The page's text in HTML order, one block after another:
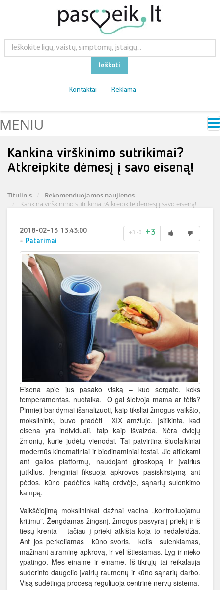
Ieškoti
Kontaktai Reklama
MENIU
Kankina virškinimo sutrikimai?
Atkreipkite dėmesį į savo eiseną!
Titulinis
Rekomenduojamos naujienos
Kankina virškinimo sutrikimai?Atkreipkite dėmesį į savo eiseną!
+3 -0 +3
2018-02-13 13:43:00
- Patarimai
Eisena apie jus pasako viską – kuo sergate, koks
temperamentas, nuotaika. O gal šleivoja mama ar tėtis?
Pirmieji bandymai išanalizuoti, kaip tiksliai žmogus vaikšto,
mokslininkų buvo pradėti XIX amžiuje. Įsitikinta, kad
eisena yra individuali, taip kaip išvaizda. Nėra dviejų
žmonių, kurie judėtų vienodai. Tai patvirtina šiuolaikiniai
modernūs kinematiniai ir biodinaminiai testai. Jie atliekami
ant galios platformų, naudojant giroskopą ir įvairius
jutiklius. Įrenginiai fiksuoja apkrovos pasiskirstymą ant
pėdos, kūno padėties kaitą erdvėje, sąnarių sulenkimo
kampą.
Vaikščiojimą mokslininkai dažnai vadina „kontroliuojamu
kritimu”. Žengdamas žingsnį, žmogus pasvyra į priekį ir iš
tiesų krenta – tačiau į priekį atkišta koja to nedaleidžia.
Ant jos perkeliamas kūno svoris, kelis sulenkiamas,
mažinant atraminę apkrovą, ir vėl ištiesiamas. Lyg ir nieko
ypatingo. Mes einame ir einame. Iš tikrųjų tai reikalauja
suderinto daugelio įvairių raumenų ir kūno sąnarių darbo.
Visą sudėtingą procesą reguliuoja centrinė nervų sistema.